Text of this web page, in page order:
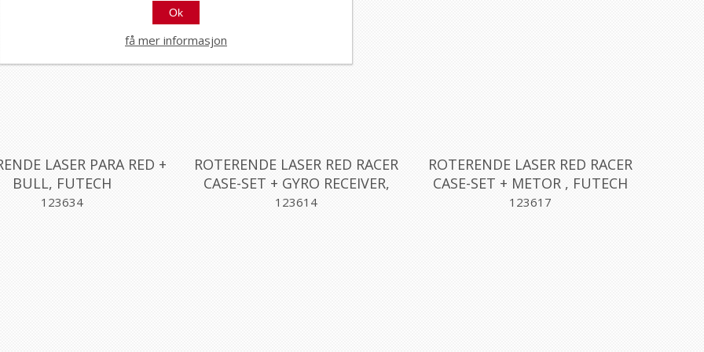
LASER PARA RED +
BULL, FUTECH
123634
ROTERENDE LASER RED RACER
CASE-SET + GYRO RECEIVER,
FUTECH
123614
ROTERENDE LASER RED RACER
CASE-SET + METOR , FUTECH
123617
Ok
få mer informasjon